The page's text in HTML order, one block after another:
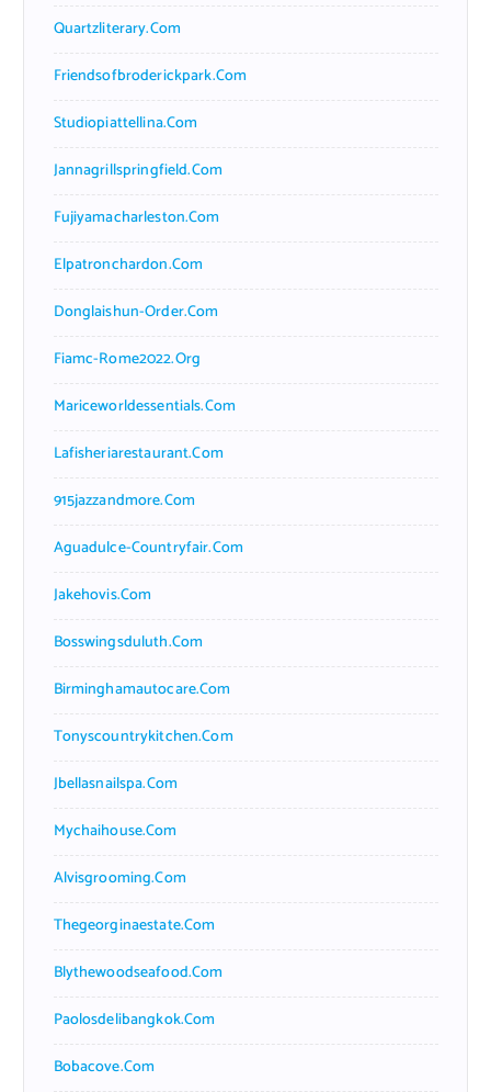
Quartzliterary.com
Friendsofbroderickpark.com
Studiopiattellina.com
Jannagrillspringfield.com
Fujiyamacharleston.com
Elpatronchardon.com
Donglaishun-Order.com
Fiamc-Rome2022.org
Mariceworldessentials.com
Lafisheriarestaurant.com
915jazzandmore.com
Aguadulce-Countryfair.com
Jakehovis.com
Bosswingsduluth.com
Birminghamautocare.com
Tonyscountrykitchen.com
Jbellasnailspa.com
Mychaihouse.com
Alvisgrooming.com
Thegeorginaestate.com
Blythewoodseafood.com
Paolosdelibangkok.com
Bobacove.com